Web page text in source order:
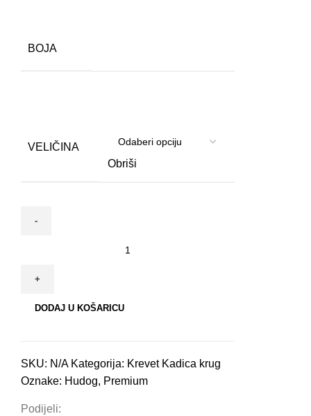
BOJA
VELIČINA
Obriši
krug
pse
丨
Bež
DODAJ U KOŠARICU
SKU: N/A Kategorija: Krevet Kadica krug
Oznake: Hudog, Premium
Podijeli: